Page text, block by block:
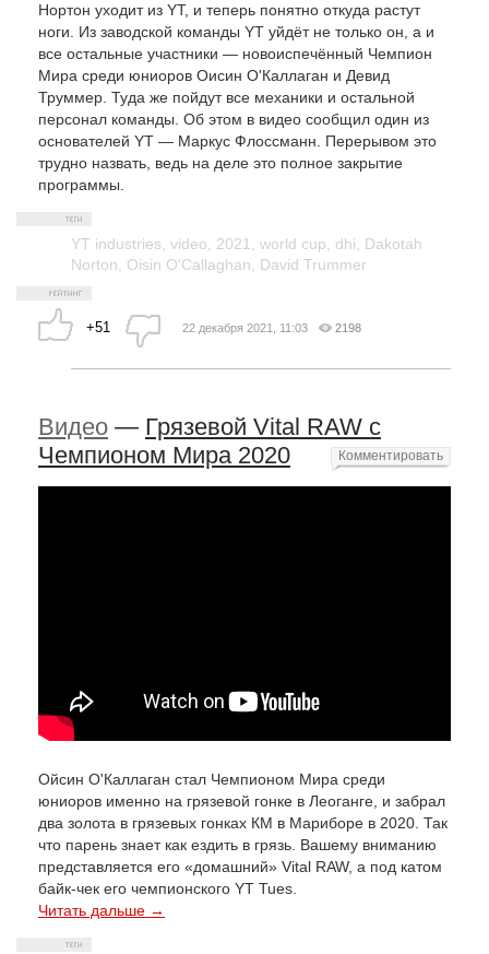
Нортон уходит из YT, и теперь понятно откуда растут
ноги. Из заводской команды YT уйдёт не только он, а и
все остальные участники — новоиспечённый Чемпион
Мира среди юниоров Оисин О'Каллаган и Девид
Труммер. Туда же пойдут все механики и остальной
персонал команды. Об этом в видео сообщил один из
основателей YT — Маркус Флоссманн. Перерывом это
трудно назвать, ведь на деле это полное закрытие
программы.
YT industries, video, 2021, world cup, dhi, Dakotah
Norton, Oisin O'Callaghan, David Trummer
+51 22 декабря 2021, 11:03 2198
Видео — Грязевой Vital RAW с
Чемпионом Мира 2020
Ойсин О'Каллаган стал Чемпионом Мира среди
юниоров именно на грязевой гонке в Леоганге, и забрал
два золота в грязевых гонках КМ в Мариборе в 2020. Так
что парень знает как ездить в грязь. Вашему вниманию
представляется его «домашний» Vital RAW, а под катом
байк-чек его чемпионского YT Tues.
Читать дальше →
Комментировать